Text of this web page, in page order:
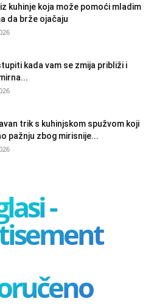
kuhinje koja može pomoći mladim
da brže ojačaju
kada vam se zmija približi i
trik s kuhinjskom spužvom koji
pažnju zbog mirisnije...
-